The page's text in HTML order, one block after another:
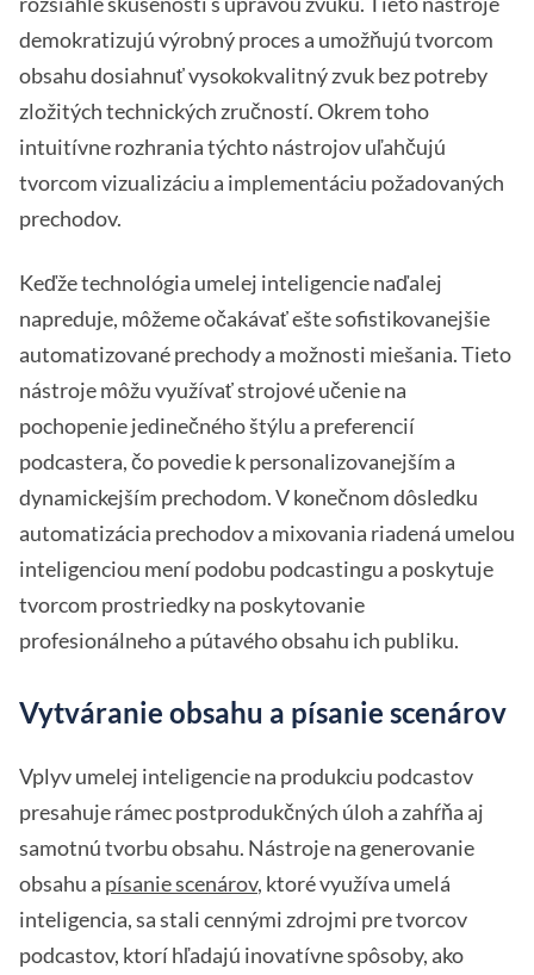
demokratizujú výrobný proces a umožňujú tvorcom
obsahu dosiahnuť vysokokvalitný zvuk bez potreby
zložitých technických zručností. Okrem toho
intuitívne rozhrania týchto nástrojov uľahčujú
tvorcom vizualizáciu a implementáciu požadovaných
prechodov.
Keďže technológia umelej inteligencie naďalej
napreduje, môžeme očakávať ešte sofistikovanejšie
automatizované prechody a možnosti miešania. Tieto
nástroje môžu využívať strojové učenie na
pochopenie jedinečného štýlu a preferencií
podcastera, čo povedie k personalizovanejším a
dynamickejším prechodom. V konečnom dôsledku
automatizácia prechodov a mixovania riadená umelou
inteligenciou mení podobu podcastingu a poskytuje
tvorcom prostriedky na poskytovanie
profesionálneho a pútavého obsahu ich publiku.
Vytváranie obsahu a písanie scenárov
Vplyv umelej inteligencie na produkciu podcastov
presahuje rámec postprodukčných úloh a zahŕňa aj
samotnú tvorbu obsahu. Nástroje na generovanie
obsahu a písanie scenárov, ktoré využíva umelá
inteligencia, sa stali cennými zdrojmi pre tvorcov
podcastov, ktorí hľadajú inovatívne spôsoby, ako